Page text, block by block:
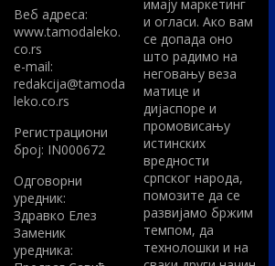
Вeб адреса:
www.tamodaleko.
co.rs
e-mail:
redakcija@tamoda
leko.co.rs
Регистрациони
број: IN000672
Одговорни
уредник:
Здравко Елез
Заменик
уредника:
имају маркетинг
и огласи. Ако вам
се допада оно
што радимо на
неговању веза
матице и
дијаспоре и
промовисању
истинских
вредности
српског народа,
помозите да се
развијамо бржим
темпом, да
технолошки и на